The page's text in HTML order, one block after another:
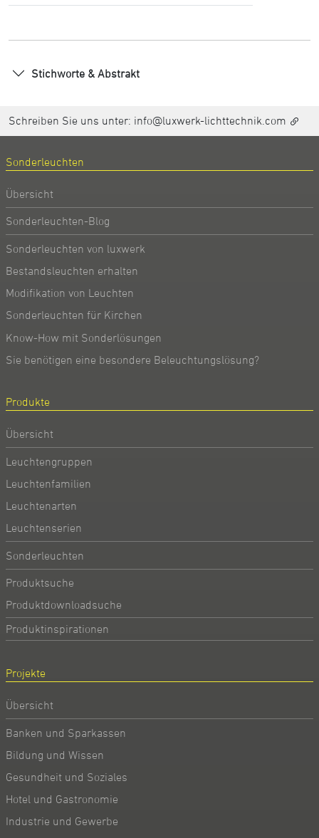
Stichworte & Abstrakt
Schreiben Sie uns unter: info@luxwerk-lichttechnik.com
Sonderleuchten
Übersicht
Sonderleuchten-Blog
Sonderleuchten von luxwerk
Bestandsleuchten erhalten
Modifikation von Leuchten
Sonderleuchten für Kirchen
Know-How mit Sonderlösungen
Sie benötigen eine besondere Beleuchtungslösung?
Produkte
Übersicht
Leuchtengruppen
Leuchtenfamilien
Leuchtenarten
Leuchtenserien
Sonderleuchten
Produktsuche
Produktdownloadsuche
Produktinspirationen
Projekte
Übersicht
Banken und Sparkassen
Bildung und Wissen
Gesundheit und Soziales
Hotel und Gastronomie
Industrie und Gewerbe